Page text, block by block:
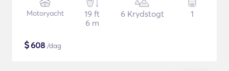
Motoryacht
19 ft
6 m
6 Krydstogt 1
$608 /dag